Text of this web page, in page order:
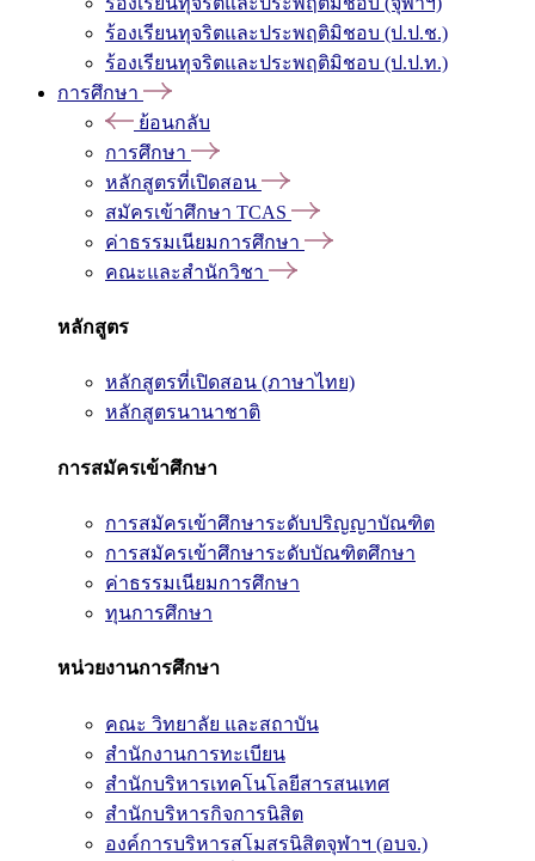
ร้องเรียนทุจริตและประพฤติมิชอบ (ป.ป.ช.)
ร้องเรียนทุจริตและประพฤติมิชอบ (ป.ป.ท.)
การศึกษา
ย้อนกลับ
การศึกษา
หลักสูตรที่เปิดสอน
สมัครเข้าศึกษา TCAS
ค่าธรรมเนียมการศึกษา
คณะและสำนักวิชา
หลักสูตร
หลักสูตรที่เปิดสอน (ภาษาไทย)
หลักสูตรนานาชาติ
การสมัครเข้าศึกษา
การสมัครเข้าศึกษาระดับปริญญาบัณฑิต
การสมัครเข้าศึกษาระดับบัณฑิตศึกษา
ค่าธรรมเนียมการศึกษา
ทุนการศึกษา
หน่วยงานการศึกษา
คณะ วิทยาลัย และสถาบัน
สำนักงานการทะเบียน
สำนักบริหารเทคโนโลยีสารสนเทศ
สำนักบริหารกิจการนิสิต
องค์การบริหารสโมสรนิสิตจุฬาฯ (อบจ.)